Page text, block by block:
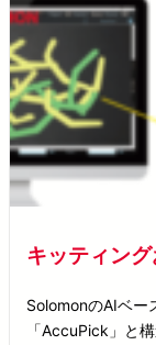
キッティン
SolomonのAIベー
「AccuPick」と